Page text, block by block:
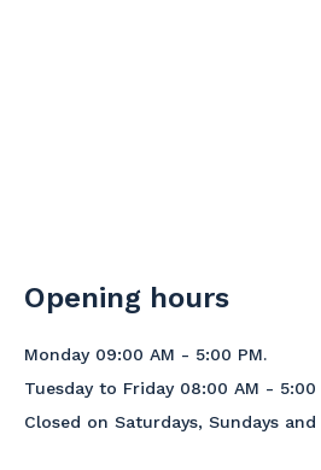
Opening hours
Monday 09:00 AM - 5:00 PM.
Tuesday to Friday 08:00 AM - 5:00
Closed on Saturdays, Sundays